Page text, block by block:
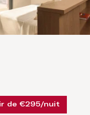
de €295/nuit